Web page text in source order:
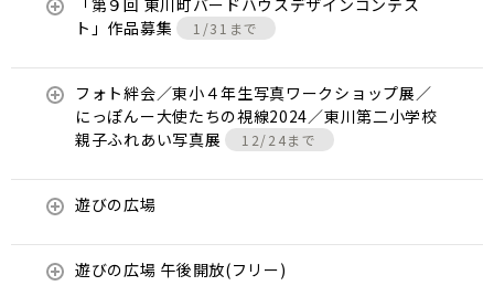
「第９回 東川町バードハウスデザインコンテス
ト」作品募集
1/31まで
フォト絆会／東小４年生写真ワークショップ展／
にっぽんー大使たちの視線2024／東川第二小学校
親子ふれあい写真展
12/24まで
遊びの広場
遊びの広場 午後開放(フリー)